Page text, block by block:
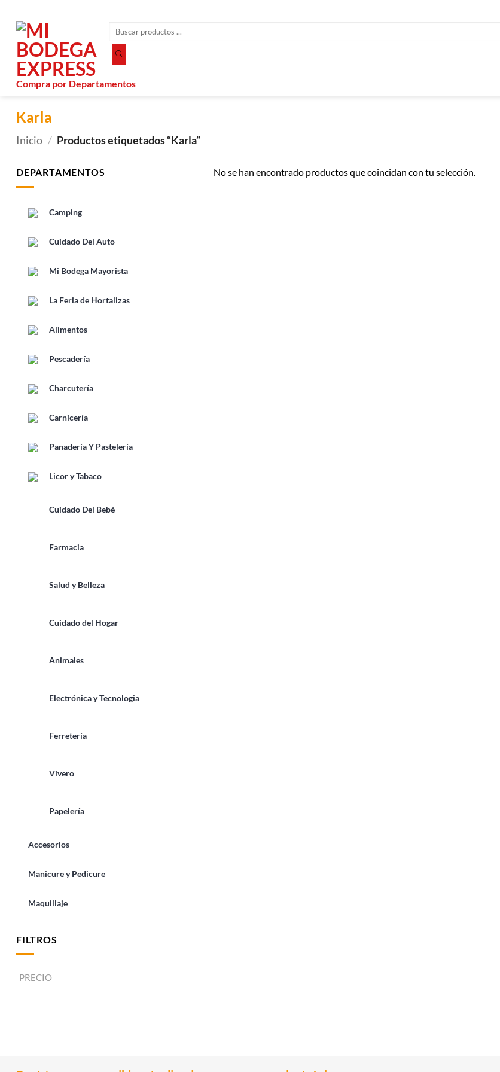
contenido
productos
Compra por Departamentos
Karla
Inicio / Productos etiquetados “Karla”
DEPARTAMENTOS
Camping
Cuidado Del Auto
Mi Bodega Mayorista
La Feria de Hortalizas
Alimentos
Pescadería
Charcutería
Carnicería
Panadería Y Pastelería
Licor y Tabaco
Cuidado Del Bebé
Farmacia
Salud y Belleza
Cuidado del Hogar
Animales
Electrónica y Tecnologia
Ferretería
Vivero
Papelería
Accesorios
Manicure y Pedicure
Maquillaje
FILTROS
PRECIO
No se han encontrado productos que coincidan con tu selección.